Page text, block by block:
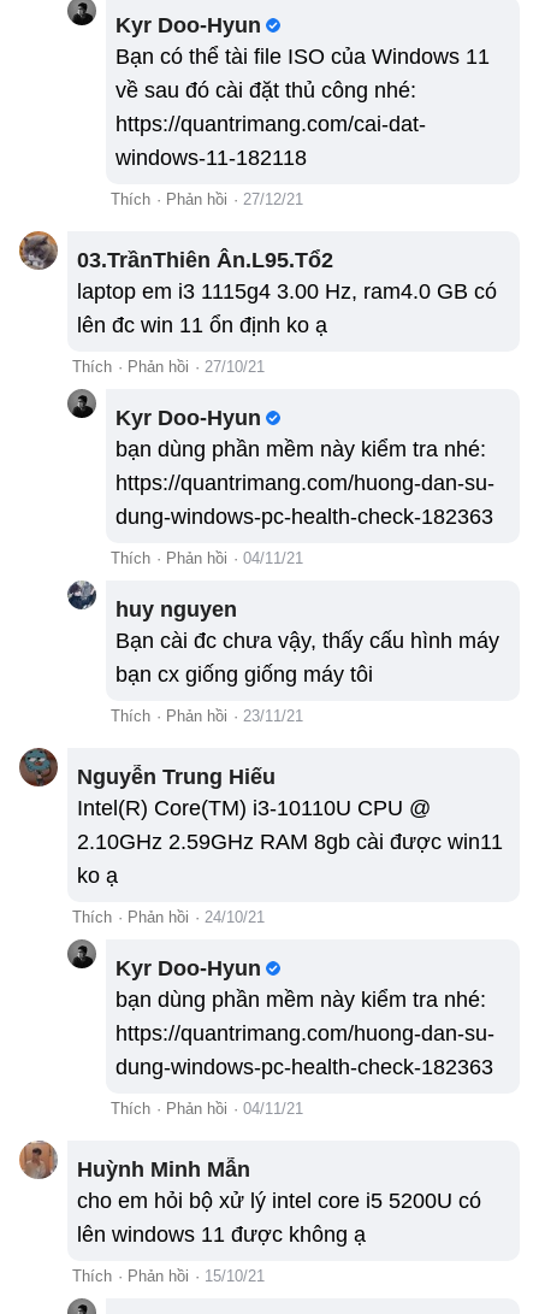
Kyr Doo-Hyun
Bạn có thể tài file ISO của Windows 11
về sau đó cài đặt thủ công nhé:
https://quantrimang.com/cai-dat-
windows-11-182118
Thích · Phản hồi · 27/12/21
03.TrầnThiên Ân.L95.Tổ2
laptop em i3 1115g4 3.00 Hz, ram4.0 GB có
lên đc win 11 ổn định ko ạ
Thích · Phản hồi · 27/10/21
Kyr Doo-Hyun
bạn dùng phần mềm này kiểm tra nhé:
https://quantrimang.com/huong-dan-su-
dung-windows-pc-health-check-182363
Thích · Phản hồi · 04/11/21
huy nguyen
Bạn cài đc chưa vậy, thấy cấu hình máy
bạn cx giống giống máy tôi
Thích · Phản hồi · 23/11/21
Nguyễn Trung Hiếu
Intel(R) Core(TM) i3-10110U CPU @
2.10GHz 2.59GHz RAM 8gb cài được win11
ko ạ
Thích · Phản hồi · 24/10/21
Kyr Doo-Hyun
bạn dùng phần mềm này kiểm tra nhé:
https://quantrimang.com/huong-dan-su-
dung-windows-pc-health-check-182363
Thích · Phản hồi · 04/11/21
Huỳnh Minh Mẫn
cho em hỏi bộ xử lý intel core i5 5200U có
lên windows 11 được không ạ
Thích · Phản hồi · 15/10/21